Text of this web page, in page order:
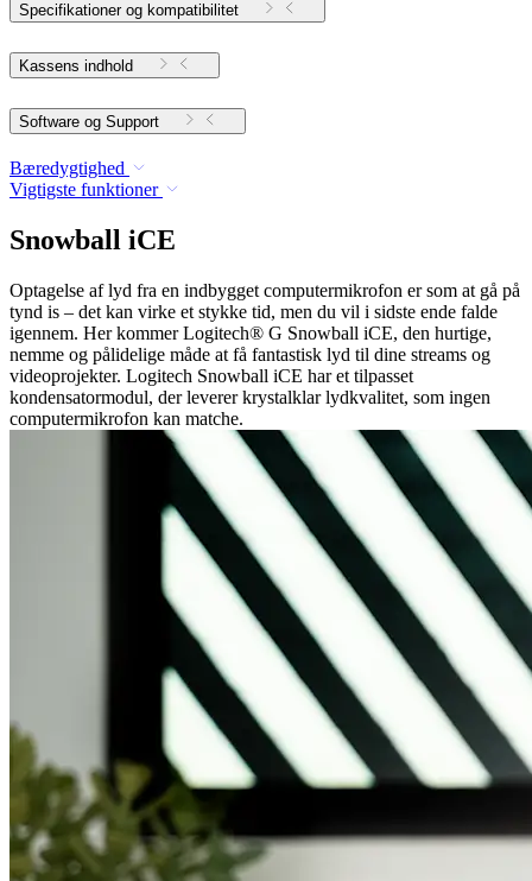
Specifikationer og kompatibilitet
Kassens indhold
Software og Support
Bæredygtighed
Vigtigste funktioner
Snowball iCE
Optagelse af lyd fra en indbygget computermikrofon er som at gå på
tynd is – det kan virke et stykke tid, men du vil i sidste ende falde
igennem. Her kommer Logitech® G Snowball iCE, den hurtige,
nemme og pålidelige måde at få fantastisk lyd til dine streams og
videoprojekter. Logitech Snowball iCE har et tilpasset
kondensatormodul, der leverer krystalklar lydkvalitet, som ingen
computermikrofon kan matche.